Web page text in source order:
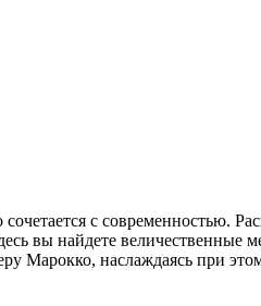
с современностью.
вы найдете
Марокко, наслаждаясь при